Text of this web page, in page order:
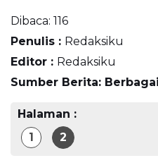
Dibaca: 116
Penulis : Redaksiku
Editor : Redaksiku
Sumber Berita:
Halaman :
1
2